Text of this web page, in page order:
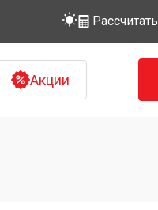
Рассчитать
Акции